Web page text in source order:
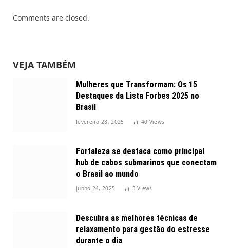
Comments are closed.
VEJA TAMBÉM
Mulheres que Transformam: Os 15
Destaques da Lista Forbes 2025 no
Brasil
fevereiro 28, 2025 40 Views
Fortaleza se destaca como principal
hub de cabos submarinos que conectam
o Brasil ao mundo
junho 24, 2025 3Views
Descubra as melhores técnicas de
relaxamento para gestão do estresse
durante o dia